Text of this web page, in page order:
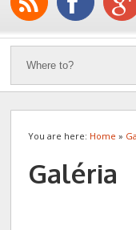
You are here: Home »
Galéria